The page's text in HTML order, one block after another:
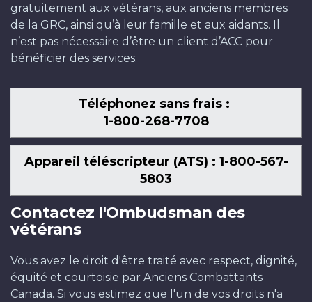
gratuitement aux vétérans, aux anciens membres
de la GRC, ainsi qu’à leur famille et aux aidants. Il
n’est pas nécessaire d’être un client d’ACC pour
bénéficier des services.
Téléphonez sans frais :
1-800-268-7708
Appareil téléscripteur (ATS) : 1-800-567-
5803
Contactez l'Ombudsman des
vétérans
Vous avez le droit d'être traité avec respect, dignité,
équité et courtoisie par Anciens Combattants
Canada. Si vous estimez que l'un de vos droits n'a